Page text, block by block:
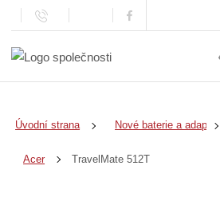
Úvodní strana Nové baterie a adaptéry
Acer TravelMate 512T